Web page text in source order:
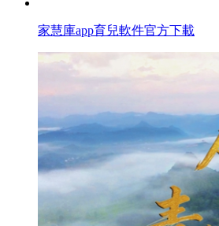
家慧庫app育兒軟件官方下載